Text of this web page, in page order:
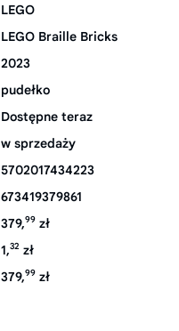
LEGO
LEGO Braille Bricks
2023
pudełko
Dostępne teraz
w sprzedaży
5702017434223
673419379861
379,99 zł
1,32 zł
379,99 zł